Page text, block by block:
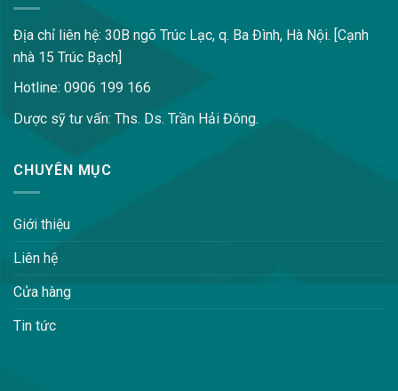
Địa chỉ liên hệ: 30B ngõ Trúc Lạc, q. Ba Đình, Hà Nội. [Cạnh
nhà 15 Trúc Bạch]
Hotline: 0906 199 166
Dược sỹ tư vấn: Ths. Ds. Trần Hải Đông.
CHUYÊN MỤC
Giới thiệu
Liên hệ
Cửa hàng
Tin tức